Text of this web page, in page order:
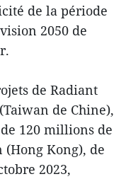
de la période
2050 de
de Radiant
de Chine),
120 millions de
Kong), de
2023,